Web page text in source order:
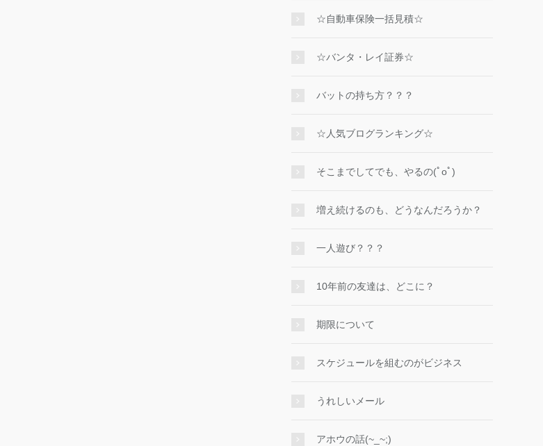
☆自動車保険一括見積☆
☆バンタ・レイ証券☆
バットの持ち方？？？
☆人気ブログランキング☆
そこまでしてでも、やるの(ﾟoﾟ)
増え続けるのも、どうなんだろうか？
一人遊び？？？
10年前の友達は、どこに？
期限について
スケジュールを組むのがビジネス
うれしいメール
アホウの話(~_~;)